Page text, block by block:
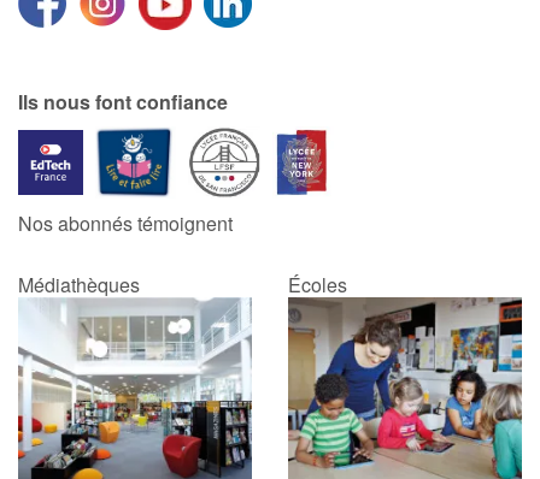
Ils nous font confiance
Nos abonnés témoignent
Médiathèques Écoles